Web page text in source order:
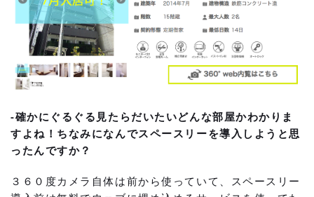
-確かにぐるぐる見たらだいたいどんな部屋かわかりま
すよね！ちなみになんでスペースリーを導入しようと思
ったんですか？
３６０度カメラ自体は前から使っていて、スペースリー